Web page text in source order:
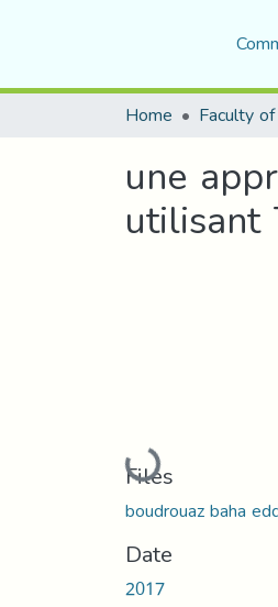
Home
une
utilisant
Loading...
Files
boudrouaz baha
Date
2017